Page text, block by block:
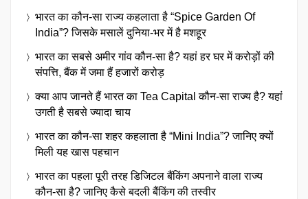
भारत का कौन-सा राज्य कहलाता है “Spice Garden Of
India”? जिसके मसालें दुनिया-भर में है मशहूर
भारत का सबसे अमीर गांव कौन-सा है? यहां हर घर में करोड़ों की
संपत्ति, बैंक में जमा हैं हजारों करोड़
क्या आप जानते हैं भारत का Tea Capital कौन-सा राज्य है? यहां
उगती है सबसे ज्यादा चाय
भारत का कौन-सा शहर कहलाता है “Mini India”? जानिए क्यों
मिली यह खास पहचान
भारत का पहला पूरी तरह डिजिटल बैंकिंग अपनाने वाला राज्य
कौन-सा है? जानिए कैसे बदली बैंकिंग की तस्वीर